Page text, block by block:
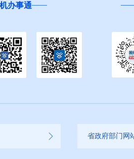
办事通
省政府部门网